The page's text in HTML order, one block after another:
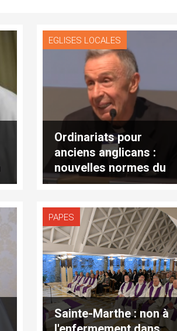
EGLISES LOCALES
Ordinariats pour
anciens anglicans :
nouvelles normes du
Saint-Siège
PAPES
Sainte-Marthe : non à